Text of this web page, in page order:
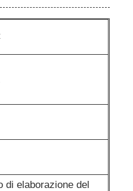
di elaborazione del